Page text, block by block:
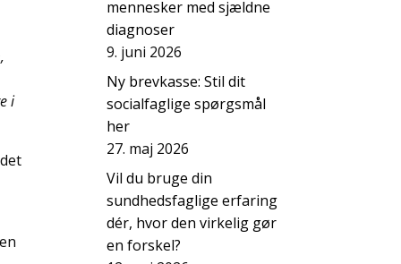
i
mennesker med sjældne
diagnoser
9. juni 2026
Ny brevkasse: Stil dit
socialfaglige spørgsmål
her
27. maj 2026
Vil du bruge din
sundhedsfaglige erfaring
dér, hvor den virkelig gør
en forskel?